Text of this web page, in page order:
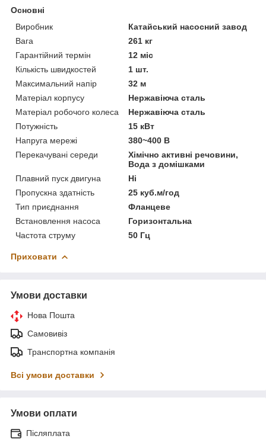
Основні
Виробник
Катайський насосний завод
Вага
261 кг
Гарантійний термін
12 міс
Кількість швидкостей
1 шт.
Максимальний напір
32 м
Матеріал корпусу
Нержавіюча сталь
Матеріал робочого колеса
Нержавіюча сталь
Потужність
15 кВт
Напруга мережі
380~400 В
Перекачувані середи
Хімічно активні речовини,
Вода з домішками
Плавний пуск двигуна
Ні
Пропускна здатність
25 куб.м/год
Тип приєднання
Фланцеве
Встановлення насоса
Горизонтальна
Частота струму
50 Гц
Приховати
Умови доставки
Нова Пошта
Самовивіз
Транспортна компанія
Всі умови доставки
Умови оплати
Післяплата